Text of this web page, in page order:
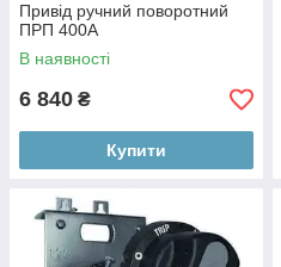
Привід ручний поворотний
ПРП 400А
В наявності
6 840 ₴
Купити